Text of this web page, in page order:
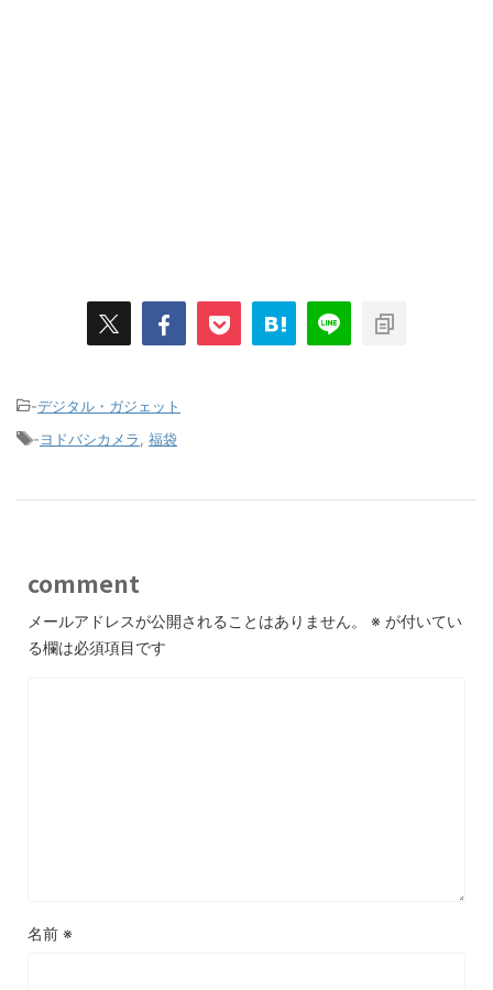
-デジタル・ガジェット
-ヨドバシカメラ 福袋
comment
メールアドレスが公開されることはありません。 ※ が付いてい
る欄は必須項目です
名前 ※